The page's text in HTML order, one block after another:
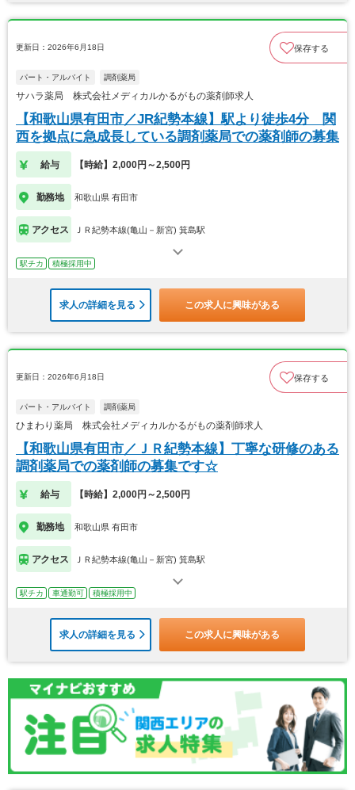
更新日：2026年6月18日 保存する
パート・アルバイト 調剤薬局
サハラ薬局 株式会社メディカルかるがもの薬剤師求人
【和歌山県有田市／JR紀勢本線】駅より徒歩4分 関
西を拠点に急成長している調剤薬局での薬剤師の募集
給与 【時給】2,000円～2,500円
勤務地 和歌山県 有田市
アクセス ＪＲ紀勢本線(亀山－新宮) 箕島駅
駅チカ 積極採用中
求人の詳細を見る この求人に興味がある
更新日：2026年6月18日 保存する
パート・アルバイト 調剤薬局
ひまわり薬局 株式会社メディカルかるがもの薬剤師求人
【和歌山県有田市／ＪＲ紀勢本線】丁寧な研修のある
調剤薬局での薬剤師の募集です☆
給与 【時給】2,000円～2,500円
勤務地 和歌山県 有田市
アクセス ＪＲ紀勢本線(亀山－新宮) 箕島駅
駅チカ 車通勤可 積極採用中
求人の詳細を見る この求人に興味がある